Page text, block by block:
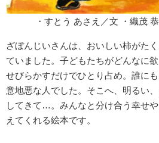
・すとう あさえ／文 ・織茂
ざぼんじいさんは、おいしい柿がた
ていました。子どもたちがどんなに
せびらかすだけでひとり占め。誰に
意地悪な人でした。そこへ、明るい
してきて…。みんなと分け合う幸せ
えてくれる絵本です。